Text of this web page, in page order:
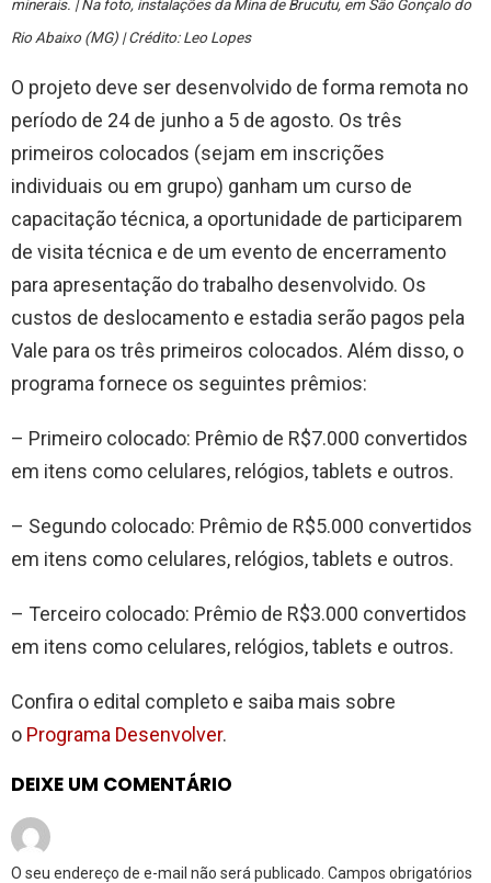
minerais. | Na foto, instalações da Mina de Brucutu, em São Gonçalo do
Rio Abaixo (MG) | Crédito: Leo Lopes
O projeto deve ser desenvolvido de forma remota no
período de 24 de junho a 5 de agosto. Os três
primeiros colocados (sejam em inscrições
individuais ou em grupo) ganham um curso de
capacitação técnica, a oportunidade de participarem
de visita técnica e de um evento de encerramento
para apresentação do trabalho desenvolvido. Os
custos de deslocamento e estadia serão pagos pela
Vale para os três primeiros colocados. Além disso, o
programa fornece os seguintes prêmios:
– Primeiro colocado: Prêmio de R$7.000 convertidos
em itens como celulares, relógios, tablets e outros.
– Segundo colocado: Prêmio de R$5.000 convertidos
em itens como celulares, relógios, tablets e outros.
– Terceiro colocado: Prêmio de R$3.000 convertidos
em itens como celulares, relógios, tablets e outros.
Confira o edital completo e saiba mais sobre
o Programa Desenvolver.
DEIXE UM COMENTÁRIO
O seu endereço de e-mail não será publicado. Campos obrigatórios